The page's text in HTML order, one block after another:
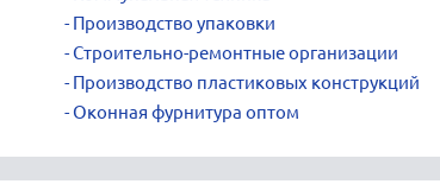
Производство упаковки
Строительно-ремонтные организации
Производство пластиковых конструкций
Оконная фурнитура оптом